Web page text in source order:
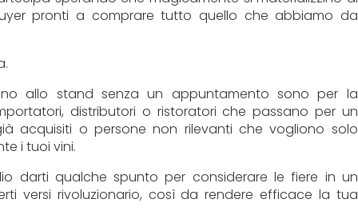
pronti a comprare tutto quello che abbiamo da
allo stand senza un appuntamento sono per la
distributori o ristoratori che passano per un
acquisiti o persone non rilevanti che vogliono solo
i tuoi vini.
darti qualche spunto per considerare le fiere in un
versi rivoluzionario, così da rendere efficace la tua